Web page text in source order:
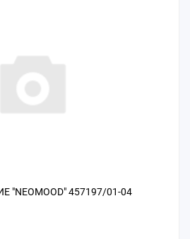
457197/01-04